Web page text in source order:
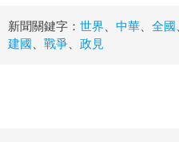
新聞關鍵字： 世界 中華 全國
建國
戰爭 政見